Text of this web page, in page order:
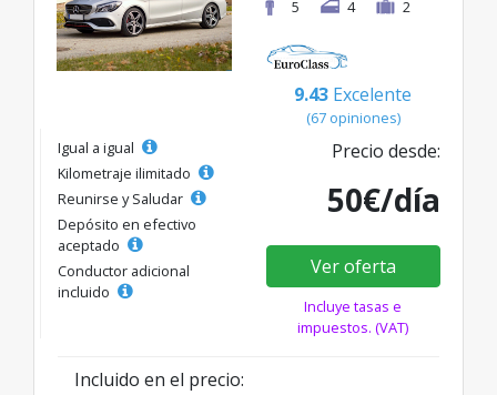
5
4 2
9.43 Excelente
(67 opiniones)
Igual a igual
Kilometraje ilimitado
Reunirse y Saludar
Depósito en efectivo
aceptado
Conductor adicional
incluido
Precio desde:
50€/día
Ver oferta
Incluye tasas e
impuestos. (VAT)
Incluido en el precio: